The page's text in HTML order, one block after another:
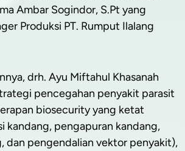
Ambar Sogindor, S.Pt yang
Produksi PT. Rumput Ilalang
drh. Ayu Miftahul Khasanah
pencegahan penyakit parasit
biosecurity yang ketat
kandang, pengapuran kandang,
dan pengendalian vektor penyakit),